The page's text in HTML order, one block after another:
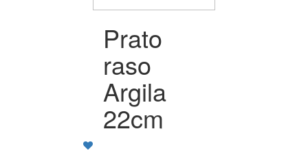
Prato
raso
Argila
22cm